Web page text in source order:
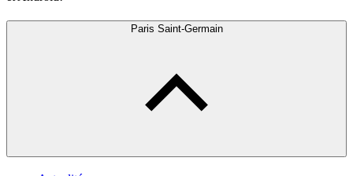
Paris Saint-Germain